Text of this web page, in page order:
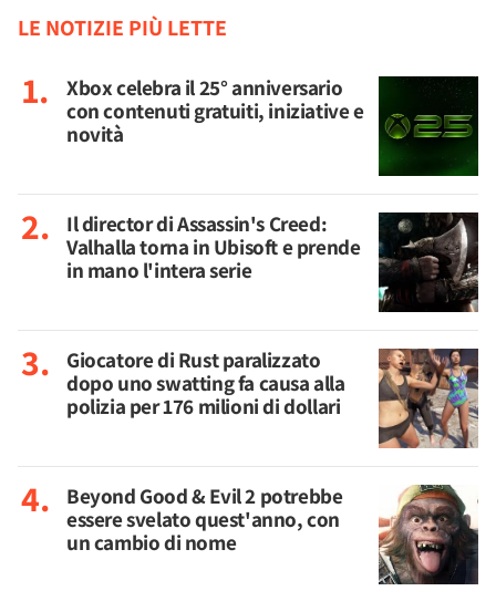
LE NOTIZIE PIÙ LETTE
Xbox celebra il 25° anniversario
con contenuti gratuiti, iniziative e
novità
Il director di Assassin's Creed:
Valhalla torna in Ubisoft e prende
in mano l'intera serie
Giocatore di Rust paralizzato
dopo uno swatting fa causa alla
polizia per 176 milioni di dollari
Beyond Good & Evil 2 potrebbe
essere svelato quest'anno, con
un cambio di nome